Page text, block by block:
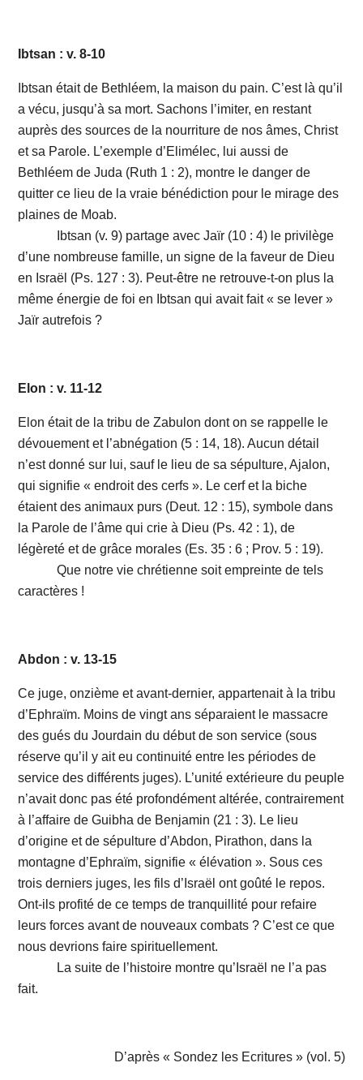
Ibtsan : v. 8-10
Ibtsan était de Bethléem, la maison du pain. C’est là qu’il
a vécu, jusqu’à sa mort. Sachons l’imiter, en restant
auprès des sources de la nourriture de nos âmes, Christ
et sa Parole. L’exemple d’Elimélec, lui aussi de
Bethléem de Juda (Ruth 1 : 2), montre le danger de
quitter ce lieu de la vraie bénédiction pour le mirage des
plaines de Moab.
Ibtsan (v. 9) partage avec Jaïr (10 : 4) le privilège
d’une nombreuse famille, un signe de la faveur de Dieu
en Israël (Ps. 127 : 3). Peut-être ne retrouve-t-on plus la
même énergie de foi en Ibtsan qui avait fait « se lever »
Jaïr autrefois ?
Elon : v. 11-12
Elon était de la tribu de Zabulon dont on se rappelle le
dévouement et l’abnégation (5 : 14, 18). Aucun détail
n’est donné sur lui, sauf le lieu de sa sépulture, Ajalon,
qui signifie « endroit des cerfs ». Le cerf et la biche
étaient des animaux purs (Deut. 12 : 15), symbole dans
la Parole de l’âme qui crie à Dieu (Ps. 42 : 1), de
légèreté et de grâce morales (Es. 35 : 6 ; Prov. 5 : 19).
Que notre vie chrétienne soit empreinte de tels
caractères !
Abdon : v. 13-15
Ce juge, onzième et avant-dernier, appartenait à la tribu
d’Ephraïm. Moins de vingt ans séparaient le massacre
des gués du Jourdain du début de son service (sous
réserve qu’il y ait eu continuité entre les périodes de
service des différents juges). L’unité extérieure du peuple
n’avait donc pas été profondément altérée, contrairement
à l’affaire de Guibha de Benjamin (21 : 3). Le lieu
d’origine et de sépulture d’Abdon, Pirathon, dans la
montagne d’Ephraïm, signifie « élévation ». Sous ces
trois derniers juges, les fils d’Israël ont goûté le repos.
Ont-ils profité de ce temps de tranquillité pour refaire
leurs forces avant de nouveaux combats ? C’est ce que
nous devrions faire spirituellement.
La suite de l’histoire montre qu’Israël ne l’a pas
fait.
D’après « Sondez les Ecritures » (vol. 5)